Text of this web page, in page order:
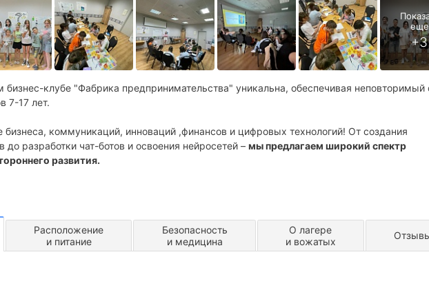
клубе "Фабрика предпринимательства" уникальна, обеспечивая неповторимый
7-17 лет.
бизнеса, коммуникаций, инноваций ,финансов и цифровых технологий! От создания
до разработки чат-ботов и освоения нейросетей – мы предлагаем широкий спектр
развития.
Расположение
и питание
Безопасность
и медицина
О лагере
и вожатых